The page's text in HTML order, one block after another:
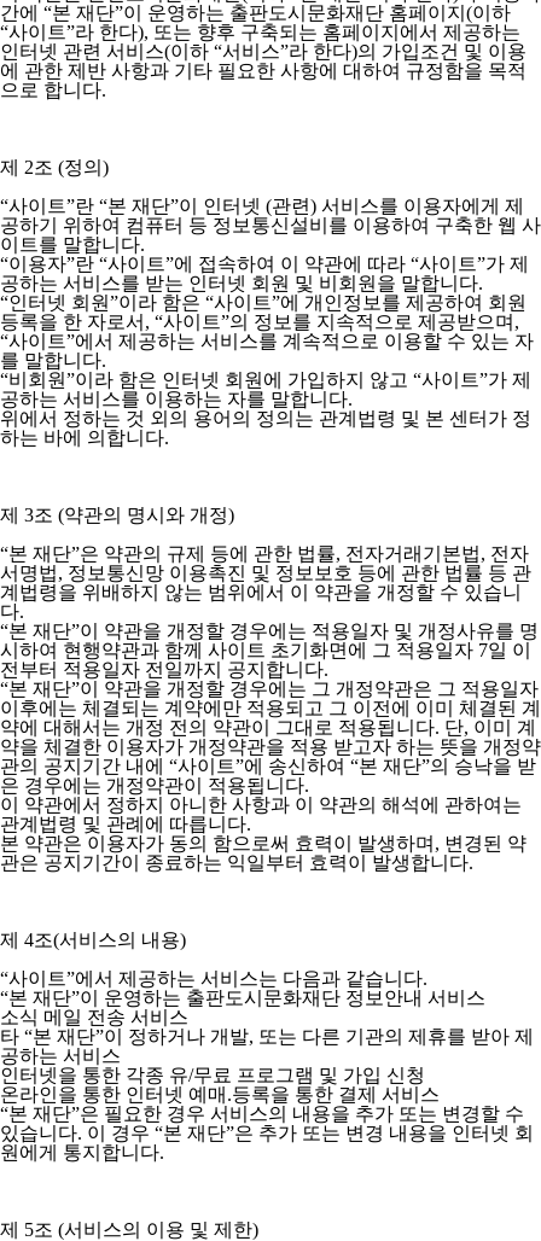
간에 “본 재단”이 운영하는 출판도시문화재단 홈페이지(이하
“사이트”라 한다), 또는 향후 구축되는 홈페이지에서 제공하는
인터넷 관련 서비스(이하 “서비스”라 한다)의 가입조건 및 이용
에 관한 제반 사항과 기타 필요한 사항에 대하여 규정함을 목적
으로 합니다.
제 2조 (정의)
“사이트”란 “본 재단”이 인터넷 (관련) 서비스를 이용자에게 제
공하기 위하여 컴퓨터 등 정보통신설비를 이용하여 구축한 웹 사
이트를 말합니다.
“이용자”란 “사이트”에 접속하여 이 약관에 따라 “사이트”가 제
공하는 서비스를 받는 인터넷 회원 및 비회원을 말합니다.
“인터넷 회원”이라 함은 “사이트”에 개인정보를 제공하여 회원
등록을 한 자로서, “사이트”의 정보를 지속적으로 제공받으며,
“사이트”에서 제공하는 서비스를 계속적으로 이용할 수 있는 자
를 말합니다.
“비회원”이라 함은 인터넷 회원에 가입하지 않고 “사이트”가 제
공하는 서비스를 이용하는 자를 말합니다.
위에서 정하는 것 외의 용어의 정의는 관계법령 및 본 센터가 정
하는 바에 의합니다.
제 3조 (약관의 명시와 개정)
“본 재단”은 약관의 규제 등에 관한 법률, 전자거래기본법, 전자
서명법, 정보통신망 이용촉진 및 정보보호 등에 관한 법률 등 관
계법령을 위배하지 않는 범위에서 이 약관을 개정할 수 있습니
다.
“본 재단”이 약관을 개정할 경우에는 적용일자 및 개정사유를 명
시하여 현행약관과 함께 사이트 초기화면에 그 적용일자 7일 이
전부터 적용일자 전일까지 공지합니다.
“본 재단”이 약관을 개정할 경우에는 그 개정약관은 그 적용일자
이후에는 체결되는 계약에만 적용되고 그 이전에 이미 체결된 계
약에 대해서는 개정 전의 약관이 그대로 적용됩니다. 단, 이미 계
약을 체결한 이용자가 개정약관을 적용 받고자 하는 뜻을 개정약
관의 공지기간 내에 “사이트”에 송신하여 “본 재단”의 승낙을 받
은 경우에는 개정약관이 적용됩니다.
이 약관에서 정하지 아니한 사항과 이 약관의 해석에 관하여는
관계법령 및 관례에 따릅니다.
본 약관은 이용자가 동의 함으로써 효력이 발생하며, 변경된 약
관은 공지기간이 종료하는 익일부터 효력이 발생합니다.
제 4조(서비스의 내용)
“사이트”에서 제공하는 서비스는 다음과 같습니다.
“본 재단”이 운영하는 출판도시문화재단 정보안내 서비스
소식 메일 전송 서비스
타 “본 재단”이 정하거나 개발, 또는 다른 기관의 제휴를 받아 제
공하는 서비스
인터넷을 통한 각종 유/무료 프로그램 및 가입 신청
온라인을 통한 인터넷 예매.등록을 통한 결제 서비스
“본 재단”은 필요한 경우 서비스의 내용을 추가 또는 변경할 수
있습니다. 이 경우 “본 재단”은 추가 또는 변경 내용을 인터넷 회
원에게 통지합니다.
제 5조 (서비스의 이용 및 제한)